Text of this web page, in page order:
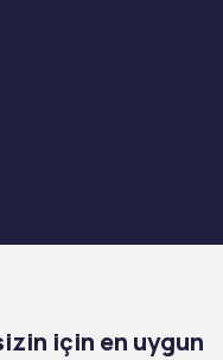
için en uygun